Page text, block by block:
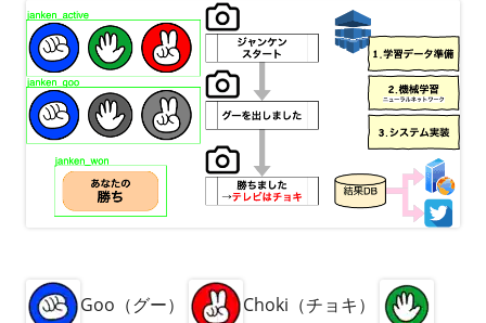
Goo（グー） Choki（チョキ）